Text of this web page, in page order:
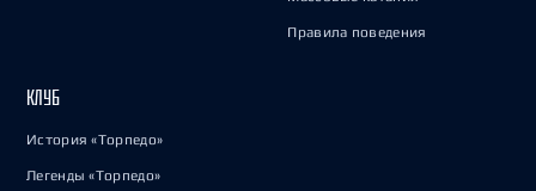
Правила поведения
КЛУБ
История «Торпедо»
Легенды «Торпедо»